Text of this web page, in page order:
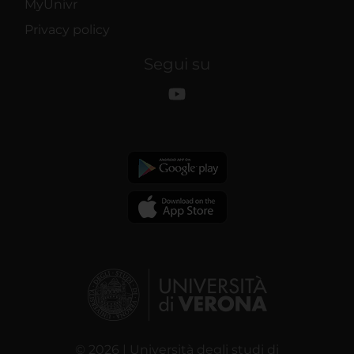
MyUnivr
Privacy policy
Segui su
© 2026 | Università degli studi di